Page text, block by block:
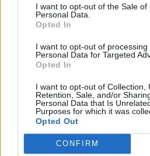
I want to opt-out of the Sale of
Personal Data.
Opted In
I want to opt-out of processing
Personal Data for Targeted
Opted In
I want to opt-out of Collection,
Retention, Sale, and/or
Personal Data that Is
Purposes for which it was
Opted Out
CONFIRM
TAIP PAT